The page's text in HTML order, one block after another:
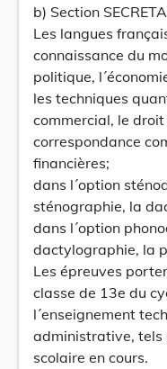
b) Section
Les langues
connaissance du
politique,
les techniques
commercial, le
correspondance
financières;
dans l´option
sténographie, la
dans l´option
dactylographie, la
Les épreuves
classe de 13e du
l´enseignement
administrative, tels
scolaire en cours.